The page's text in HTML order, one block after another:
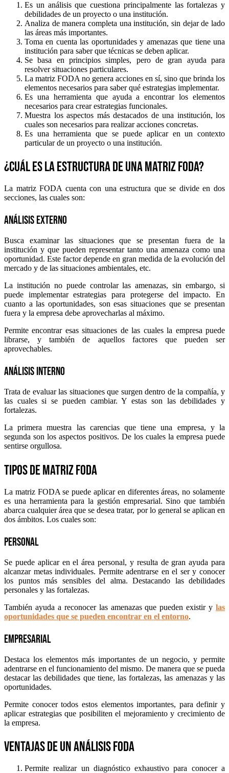
Es un análisis que cuestiona principalmente las fortalezas y
debilidades de un proyecto o una institución.
Analiza de manera completa una institución, sin dejar de lado
las áreas más importantes.
Toma en cuenta las oportunidades y amenazas que tiene una
institución para saber que técnicas se deben aplicar.
Se basa en principios simples, pero de gran ayuda para
resolver situaciones particulares.
La matriz FODA no genera acciones en sí, sino que brinda los
elementos necesarios para saber qué estrategias implementar.
Es una herramienta que ayuda a encontrar los elementos
necesarios para crear estrategias funcionales.
Muestra los aspectos más destacados de una institución, los
cuales son necesarios para realizar acciones concretas.
Es una herramienta que se puede aplicar en un contexto
particular de un proyecto o una institución.
¿Cuál es la estructura de una matriz FODA?
La matriz FODA cuenta con una estructura que se divide en dos
secciones, las cuales son:
Análisis externo
Busca examinar las situaciones que se presentan fuera de la
institución y que pueden representar tanto una amenaza como una
oportunidad. Este factor depende en gran medida de la evolución del
mercado y de las situaciones ambientales, etc.
La institución no puede controlar las amenazas, sin embargo, si
puede implementar estrategias para protegerse del impacto. En
cuanto a las oportunidades, son esas situaciones que se presentan
fuera y la empresa debe aprovecharlas al máximo.
Permite encontrar esas situaciones de las cuales la empresa puede
librarse, y también de aquellos factores que pueden ser
aprovechables.
Análisis interno
Trata de evaluar las situaciones que surgen dentro de la compañía, y
las cuales si se pueden cambiar. Y estas son las debilidades y
fortalezas.
La primera muestra las carencias que tiene una empresa, y la
segunda son los aspectos positivos. De los cuales la empresa puede
sentirse orgullosa.
Tipos de matriz FODA
La matriz FODA se puede aplicar en diferentes áreas, no solamente
es una herramienta para la gestión empresarial. Sino que también
abarca cualquier área que se desea tratar, por lo general se aplican en
dos ámbitos. Los cuales son:
Personal
Se puede aplicar en el área personal, y resulta de gran ayuda para
alcanzar metas individuales. Permite adentrarse en el ser y conocer
los puntos más sensibles del alma. Destacando las debilidades
personales y las fortalezas.
También ayuda a reconocer las amenazas que pueden existir y las
oportunidades que se pueden encontrar en el entorno.
Empresarial
Destaca los elementos más importantes de un negocio, y permite
adentrarse en el funcionamiento del mismo. De manera que se pueda
destacar las debilidades que tiene, las fortalezas, las amenazas y las
oportunidades.
Permite conocer todos estos elementos importantes, para definir y
aplicar estrategias que posibiliten el mejoramiento y crecimiento de
la empresa.
Ventajas de un análisis FODA
Permite realizar un diagnóstico exhaustivo para conocer a